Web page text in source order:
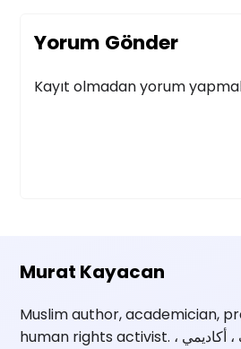
Yorum Gönder
Kayıt olmadan yorum
Murat Kayacan
Muslim author, academician,
human rights activist. مسلم (1969-) مؤلف ، أكاديمي ،